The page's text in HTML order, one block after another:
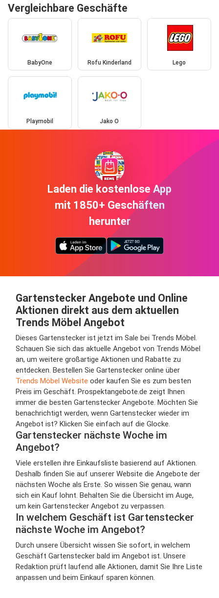
Vergleichbare Geschäfte
BabyOne Rofu Kinderland Lego
Playmobil Jako O
Laden die kostenlose App
mit 1850+ Geschäften
herunter
Gartenstecker Angebote und Online
Aktionen direkt aus dem aktuellen
Trends Möbel Angebot
Dieses Gartenstecker ist jetzt im Sale bei Trends Möbel.
Schauen Sie sich das aktuelle Angebot von Trends Möbel
an, um weitere großartige Aktionen und Rabatte zu
entdecken. Bestellen Sie Gartenstecker online über
Trends Möbel Website oder kaufen Sie es zum besten
Preis im Geschäft. Prospektangebote.de zeigt Ihnen
immer die besten Gartenstecker Angebote. Möchten Sie
benachrichtigt werden, wenn Gartenstecker wieder im
Angebot ist? Klicken Sie einfach auf die Glocke.
Gartenstecker nächste Woche im
Angebot?
Viele erstellen ihre Einkaufsliste basierend auf Aktionen.
Deshalb finden Sie auf unserer Website die Angebote der
nächsten Woche als Erste. So wissen Sie genau, wann
sich ein Kauf lohnt. Behalten Sie die Übersicht im Auge,
um kein Gartenstecker Angebot zu verpassen.
In welchem Geschäft ist Gartenstecker
nächste Woche im Angebot?
Durch unsere Übersicht wissen Sie sofort, in welchem
Geschäft Gartenstecker bald im Angebot ist. Unsere
Redaktion prüft laufend alle Aktionen, damit Sie Ihre Liste
anpassen und beim Einkauf sparen können.